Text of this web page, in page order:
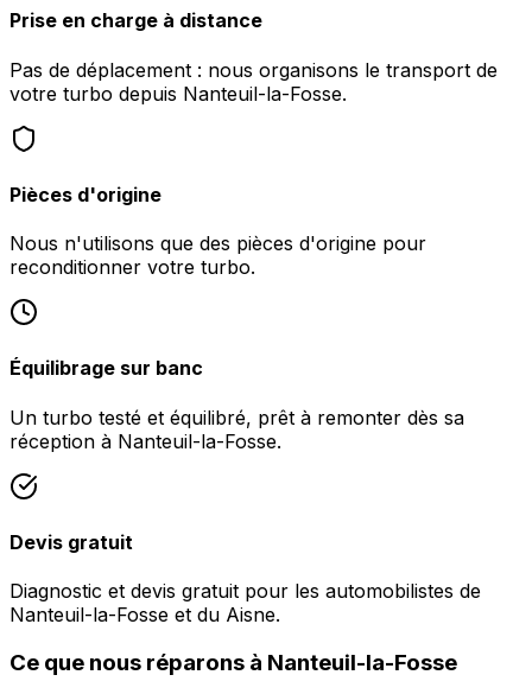
Prise en charge à distance
Pas de déplacement : nous organisons le transport de
votre turbo depuis Nanteuil-la-Fosse.
Pièces d'origine
Nous n'utilisons que des pièces d'origine pour
reconditionner votre turbo.
Équilibrage sur banc
Un turbo testé et équilibré, prêt à remonter dès sa
réception à Nanteuil-la-Fosse.
Devis gratuit
Diagnostic et devis gratuit pour les automobilistes de
Nanteuil-la-Fosse et du Aisne.
Ce que nous réparons à Nanteuil-la-Fosse